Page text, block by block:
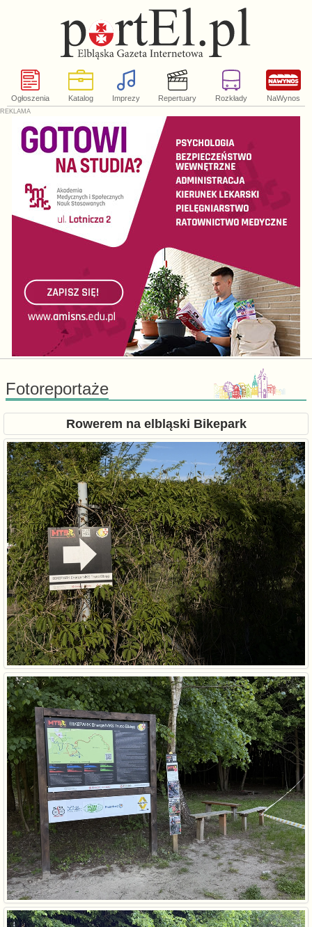
Ogłoszenia Katalog Imprezy Repertuary Rozkłady NaWynos
Fotoreportaże
Rowerem na elbląski Bikepark